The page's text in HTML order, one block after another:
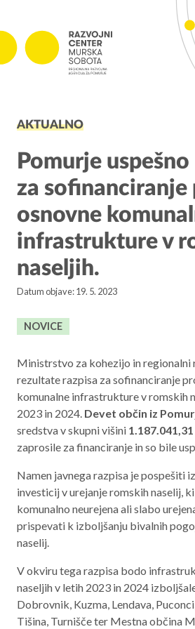
Projekti v izvajanju
Zaključeni projekti
PODJETNIŠTVO
SPOT
Invest Pomurje
PONI
Aktualno programsko obdobje
Obmejna problemska območja
O NAS
NAŠE STORITVE
REGIJA
STIK
AKTUALNO
RAZPISI
AKTUALNO
Pomurje
za
osnovne
infrastrukture v
naseljih.
Datum objave: 19. 5. 2023
NOVICE
Ministrstvo za kohezijo in regionalni
rezultate razpisa za sofinanciranje
komunalne infrastrukture v romskih
2023 in 2024. Devet občin iz
sredstva v skupni višini 1.187.041,31
zaprosile za financiranje in so bile
Namen javnega razpisa je pospešiti
investicij v urejanje romskih naselij, ki
komunalno neurejena ali slabo
prispevati k izboljšanju bivalnih
naselij.
V okviru tega razpisa bodo
naseljih v letih 2023 in 2024
Dobrovnik, Kuzma, Lendava,
Tišina, Turnišče ter Mestna občina